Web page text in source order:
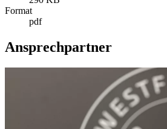
Format
pdf
Ansprechpartner